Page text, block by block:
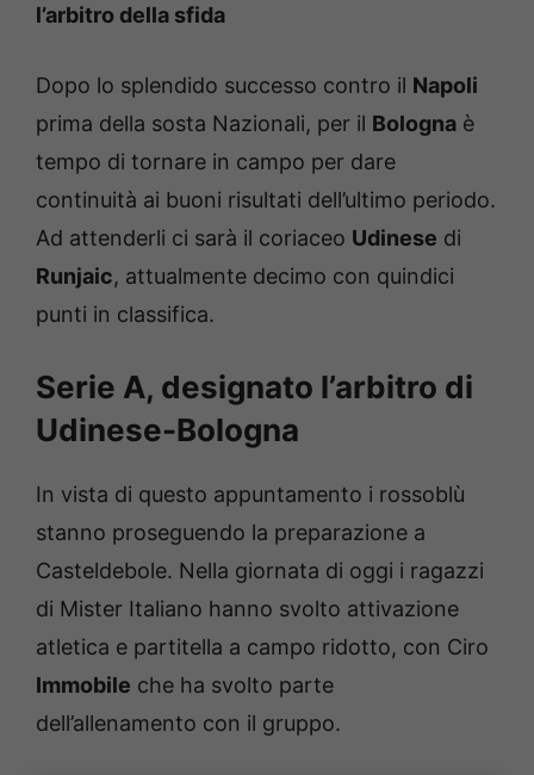
l’arbitro della sfida
Dopo lo splendido successo contro il Napoli
prima della sosta Nazionali, per il Bologna è
tempo di tornare in campo per dare
continuità ai buoni risultati dell’ultimo periodo.
Ad attenderli ci sarà il coriaceo Udinese di
Runjaic, attualmente decimo con quindici
punti in classifica.
Serie A, designato l’arbitro di
Udinese-Bologna
In vista di questo appuntamento i rossoblù
stanno proseguendo la preparazione a
Casteldebole. Nella giornata di oggi i ragazzi
di Mister Italiano hanno svolto attivazione
atletica e partitella a campo ridotto, con Ciro
Immobile che ha svolto parte
dell’allenamento con il gruppo.